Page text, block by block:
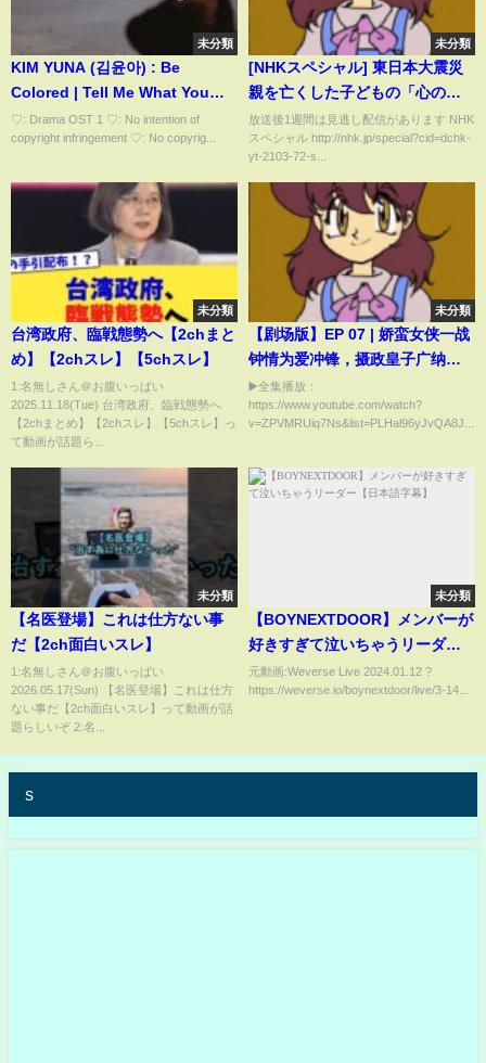
未分類
KIM YUNA (김윤아) : Be
Colored | Tell Me What You
Saw OST PARTE 1 | Sub
Español
♡: Drama OST 1 ♡: No intention of
copyright infringement ♡: No copyrig...
未分類
[NHKスペシャル] 東日本大震災
親を亡くした子どもの「心の
声」 | 震災遺児 | 東日本大震災か
ら10年 | NHK
放送後1週間は見逃し配信があります NHK
スペシャル http://nhk.jp/special?cid=dchk-
yt-2103-72-s...
未分類
台湾政府、臨戦態勢へ【2chまと
め】【2chスレ】【5chスレ】
1:名無しさん＠お腹いっぱい
2025.11.18(Tue) 台湾政府、臨戦態勢へ
【2chまとめ】【2chスレ】【5chスレ】っ
て動画が話題ら...
未分類
【剧场版】EP 07 | 娇蛮女侠一战
钟情为爱冲锋，摄政皇子广纳贤
才夺权称帝！《建唐风云 Heroes
of Sui and Tang Dynasties 》
▶️全集播放：
https://www.youtube.com/watch?
v=ZPVMRUiq7Ns&list=PLHal96yJvQA8J...
未分類
【名医登場】これは仕方ない事
だ【2ch面白いスレ】
1:名無しさん＠お腹いっぱい
2026.05.17(Sun) 【名医登場】これは仕方
ない事だ【2ch面白いスレ】って動画が話
題らしいぞ 2:名...
未分類
【BOYNEXTDOOR】メンバーが
好きすぎて泣いちゃうリーダー
【日本語字幕】
元動画:Weverse Live 2024.01.12 ?
https://weverse.io/boynextdoor/live/3-14...
s